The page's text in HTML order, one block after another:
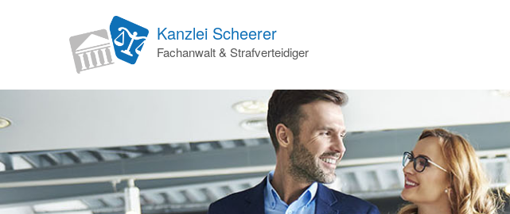
Kanzlei Scheerer
Fachanwalt & Strafverteidiger